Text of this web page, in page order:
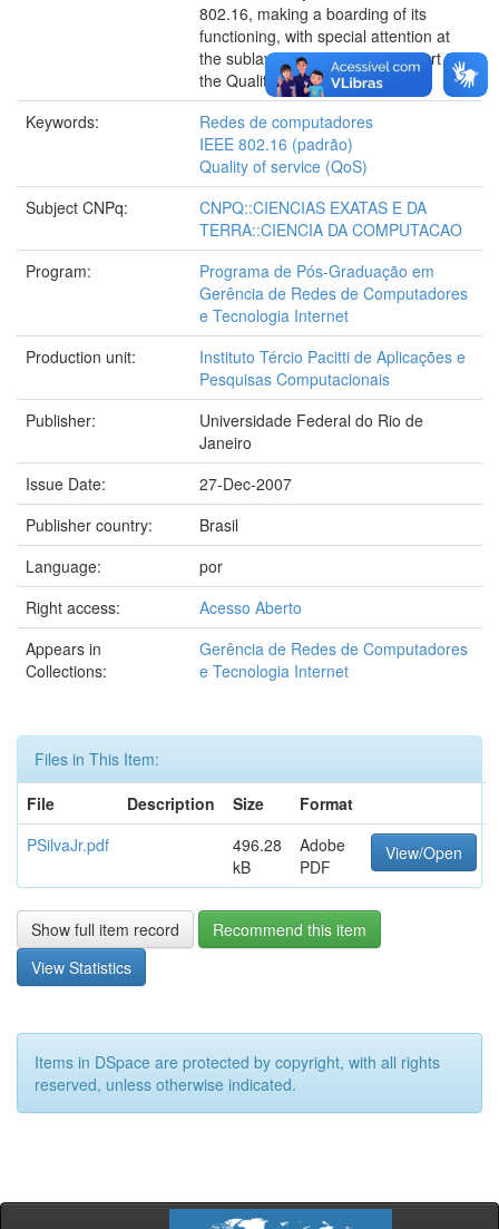
802.16, making a boarding of its
functioning, with special attention at
the sublayer MAC and the support to
the Quality of Service offered.
Keywords:
Redes de computadores
IEEE 802.16 (padrão)
Quality of service (QoS)
Subject CNPq:
CNPQ::CIENCIAS EXATAS E DA
TERRA::CIENCIA DA COMPUTACAO
Program:
Programa de Pós-Graduação em
Gerência de Redes de Computadores
e Tecnologia Internet
Production unit:
Instituto Tércio Pacitti de Aplicações e
Pesquisas Computacionais
Publisher:
Universidade Federal do Rio de
Janeiro
Issue Date:
27-Dec-2007
Publisher country:
Brasil
Language:
por
Right access:
Acesso Aberto
Appears in
Collections:
Gerência de Redes de Computadores
e Tecnologia Internet
Files in This Item:
File
Description Size
Format
PSilvaJr.pdf
496.28
kB
Adobe
PDF
View/Open
Show full item record
Recommend this item
View Statistics
Items in DSpace are protected by copyright, with all rights
reserved, unless otherwise indicated.